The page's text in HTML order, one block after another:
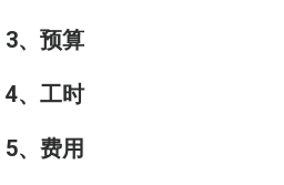
3、预算
4、工时
5、费用